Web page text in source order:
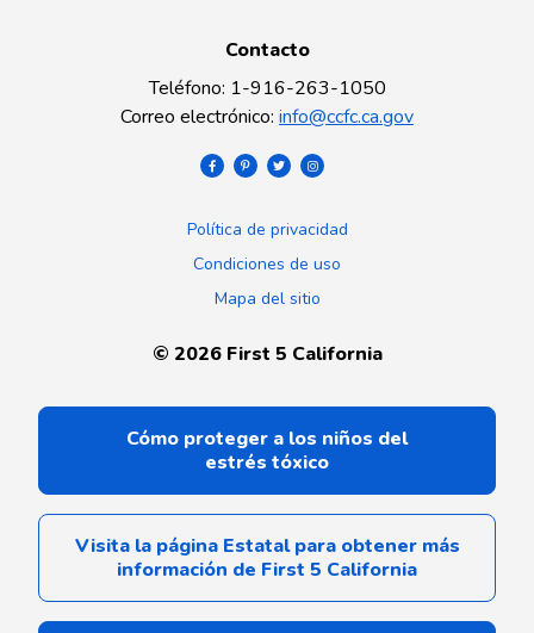
Contacto
Teléfono: 1-916-263-1050
Correo electrónico: info@ccfc.ca.gov
Política de privacidad
Condiciones de uso
Mapa del sitio
© 2026First 5 California
Cómo proteger a los niños del
estrés tóxico
Visita la página Estatal para obtener más
información de First 5 California